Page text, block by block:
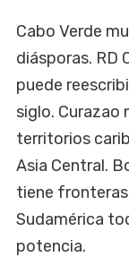
Cabo Verde
diásporas. RD
puede
siglo. Curazao
territorios
Asia Central.
tiene fronteras
Sudamérica
potencia.